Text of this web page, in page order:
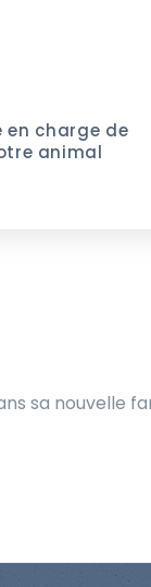
en charge de
animal
sa nouvelle